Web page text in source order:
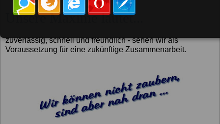
Unsere Maxime lautet...
zuverlässig, schnell und freundlich - sehen wir als
Voraussetzung für eine zukünftige Zusammenarbeit.